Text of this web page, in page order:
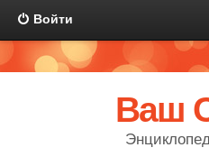
Войти
Ваш